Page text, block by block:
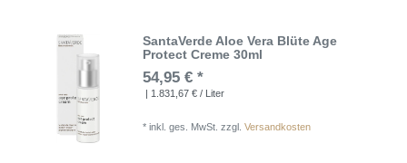
SantaVerde Aloe Vera Blüte Age
Protect Creme 30ml
54,95 € *
| 1.831,67 € / Liter
*inkl. ges. MwSt. zzgl.Versandkosten